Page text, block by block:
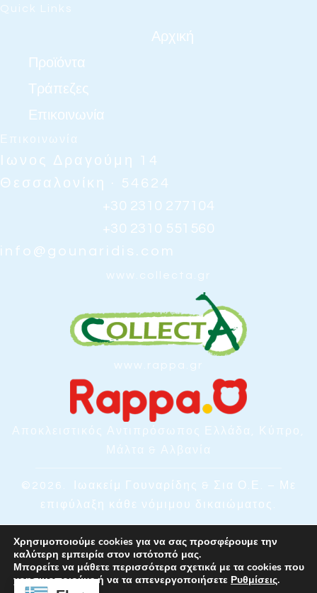
Quick Links
Αρχική
Προϊόντα
Τράπεζες
Επικοινωνία
Επικοινωνία
Ιωνος Δραγούμη 14
Θεσσαλονίκη · 54624
+30 2310 277104
+30 2310 551560
info@gounaridis.com
www.collecta.gr
www.rappa.gr
Αποκλειστικός Αντιπρόσωπος Ελλάδα, Κύπρο,
Μάλτα & Αλβανία
©2026.
Ιωακείμ Γουναρίδης & Σια Ο.Ε. – Με
επιφύλαξη κάθε νόμιμου δικαιώματος.
Χρησιμοποιούμε cookies για να σας προσφέρουμε την
καλύτερη εμπειρία στον ιστότοπό μας.
Μπορείτε να μάθετε περισσότερα σχετικά με τα cookies που
χρησιμοποιούμε ή να τα απενεργοποιήσετε Ρυθμίσεις.